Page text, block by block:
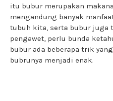
itu bubur merupakan
mengandung banyak
tubuh kita, serta bubur juga
pengawet, perlu bunda
bubur ada beberapa trik
bubrunya menjadi enak.